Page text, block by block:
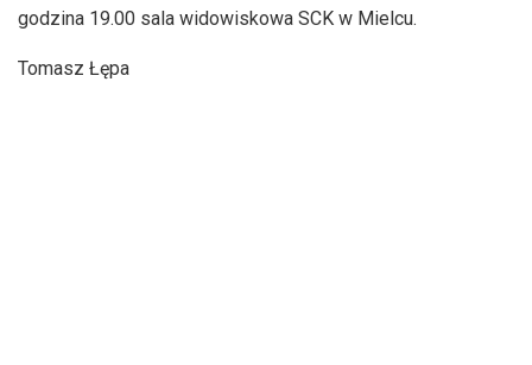
godzina 19.00 sala widowiskowa SCK w Mielcu.
Tomasz Łępa